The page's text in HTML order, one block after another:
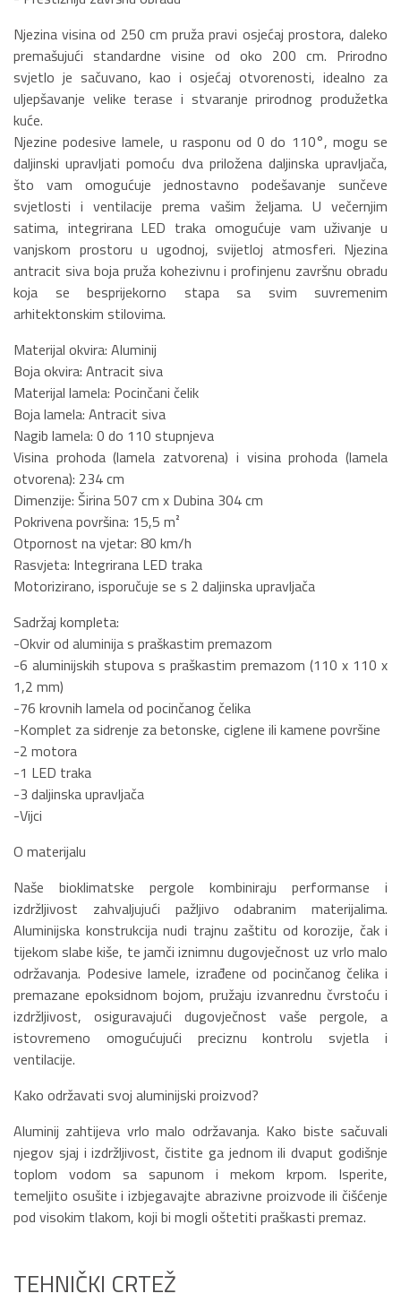
Njezina visina od 250 cm pruža pravi osjećaj prostora, daleko
premašujući standardne visine od oko 200 cm. Prirodno
svjetlo je sačuvano, kao i osjećaj otvorenosti, idealno za
uljepšavanje velike terase i stvaranje prirodnog produžetka
kuće.
Njezine podesive lamele, u rasponu od 0 do 110°, mogu se
daljinski upravljati pomoću dva priložena daljinska upravljača,
što vam omogućuje jednostavno podešavanje sunčeve
svjetlosti i ventilacije prema vašim željama. U večernjim
satima, integrirana LED traka omogućuje vam uživanje u
vanjskom prostoru u ugodnoj, svijetloj atmosferi. Njezina
antracit siva boja pruža kohezivnu i profinjenu završnu obradu
koja se besprijekorno stapa sa svim suvremenim
arhitektonskim stilovima.
Materijal okvira: Aluminij
Boja okvira: Antracit siva
Materijal lamela: Pocinčani čelik
Boja lamela: Antracit siva
Nagib lamela: 0 do 110 stupnjeva
Visina prohoda (lamela zatvorena) i visina prohoda (lamela
otvorena): 234 cm
Dimenzije: Širina 507 cm x Dubina 304 cm
Pokrivena površina: 15,5 m²
Otpornost na vjetar: 80 km/h
Rasvjeta: Integrirana LED traka
Motorizirano, isporučuje se s 2 daljinska upravljača
Sadržaj kompleta:
-Okvir od aluminija s praškastim premazom
-6 aluminijskih stupova s praškastim premazom (110 x 110 x
1,2 mm)
-76 krovnih lamela od pocinčanog čelika
-Komplet za sidrenje za betonske, ciglene ili kamene površine
-2 motora
-1 LED traka
-3 daljinska upravljača
-Vijci
O materijalu
Naše bioklimatske pergole kombiniraju performanse i
izdržljivost zahvaljujući pažljivo odabranim materijalima.
Aluminijska konstrukcija nudi trajnu zaštitu od korozije, čak i
tijekom slabe kiše, te jamči iznimnu dugovječnost uz vrlo malo
održavanja. Podesive lamele, izrađene od pocinčanog čelika i
premazane epoksidnom bojom, pružaju izvanrednu čvrstoću i
izdržljivost, osiguravajući dugovječnost vaše pergole, a
istovremeno omogućujući preciznu kontrolu svjetla i
ventilacije.
Kako održavati svoj aluminijski proizvod?
Aluminij zahtijeva vrlo malo održavanja. Kako biste sačuvali
njegov sjaj i izdržljivost, čistite ga jednom ili dvaput godišnje
toplom vodom sa sapunom i mekom krpom. Isperite,
temeljito osušite i izbjegavajte abrazivne proizvode ili čišćenje
pod visokim tlakom, koji bi mogli oštetiti praškasti premaz.
TEHNIČKI CRTEŽ